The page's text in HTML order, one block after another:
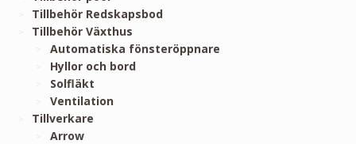
Tillbehör Redskapsbod
Tillbehör Växthus
Automatiska fönsteröppnare
Hyllor och bord
Solfläkt
Ventilation
Tillverkare
Arrow